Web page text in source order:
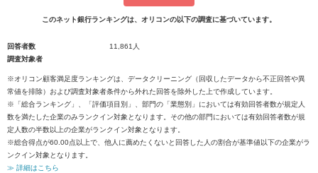
このネット銀行ランキングは、オリコンの以下の調査に基づいています。
回答者数
11,861人
調査対象者
※オリコン顧客満足度ランキングは、データクリーニング（回収したデータから不正回答や異
常値を排除）および調査対象者条件から外れた回答を除外した上で作成しています。
※「総合ランキング」、「評価項目別」、部門の「業態別」においては有効回答者数が規定人
数を満たした企業のみランクイン対象となります。その他の部門においては有効回答者数が規
定人数の半数以上の企業がランクイン対象となります。
※総合得点が60.00点以上で、他人に薦めたくないと回答した人の割合が基準値以下の企業がラ
ンクイン対象となります。
≫ 詳細はこちら